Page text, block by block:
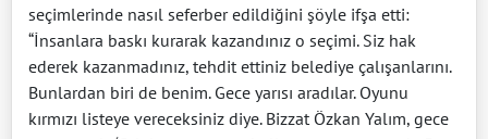
seçimlerinde nasıl seferber edildiğini şöyle ifşa etti:
“İnsanlara baskı kurarak kazandınız o seçimi. Siz hak
ederek kazanmadınız, tehdit ettiniz belediye çalışanlarını.
Bunlardan biri de benim. Gece yarısı aradılar. Oyunu
kırmızı listeye vereceksiniz diye. Bizzat Özkan Yalım, gece